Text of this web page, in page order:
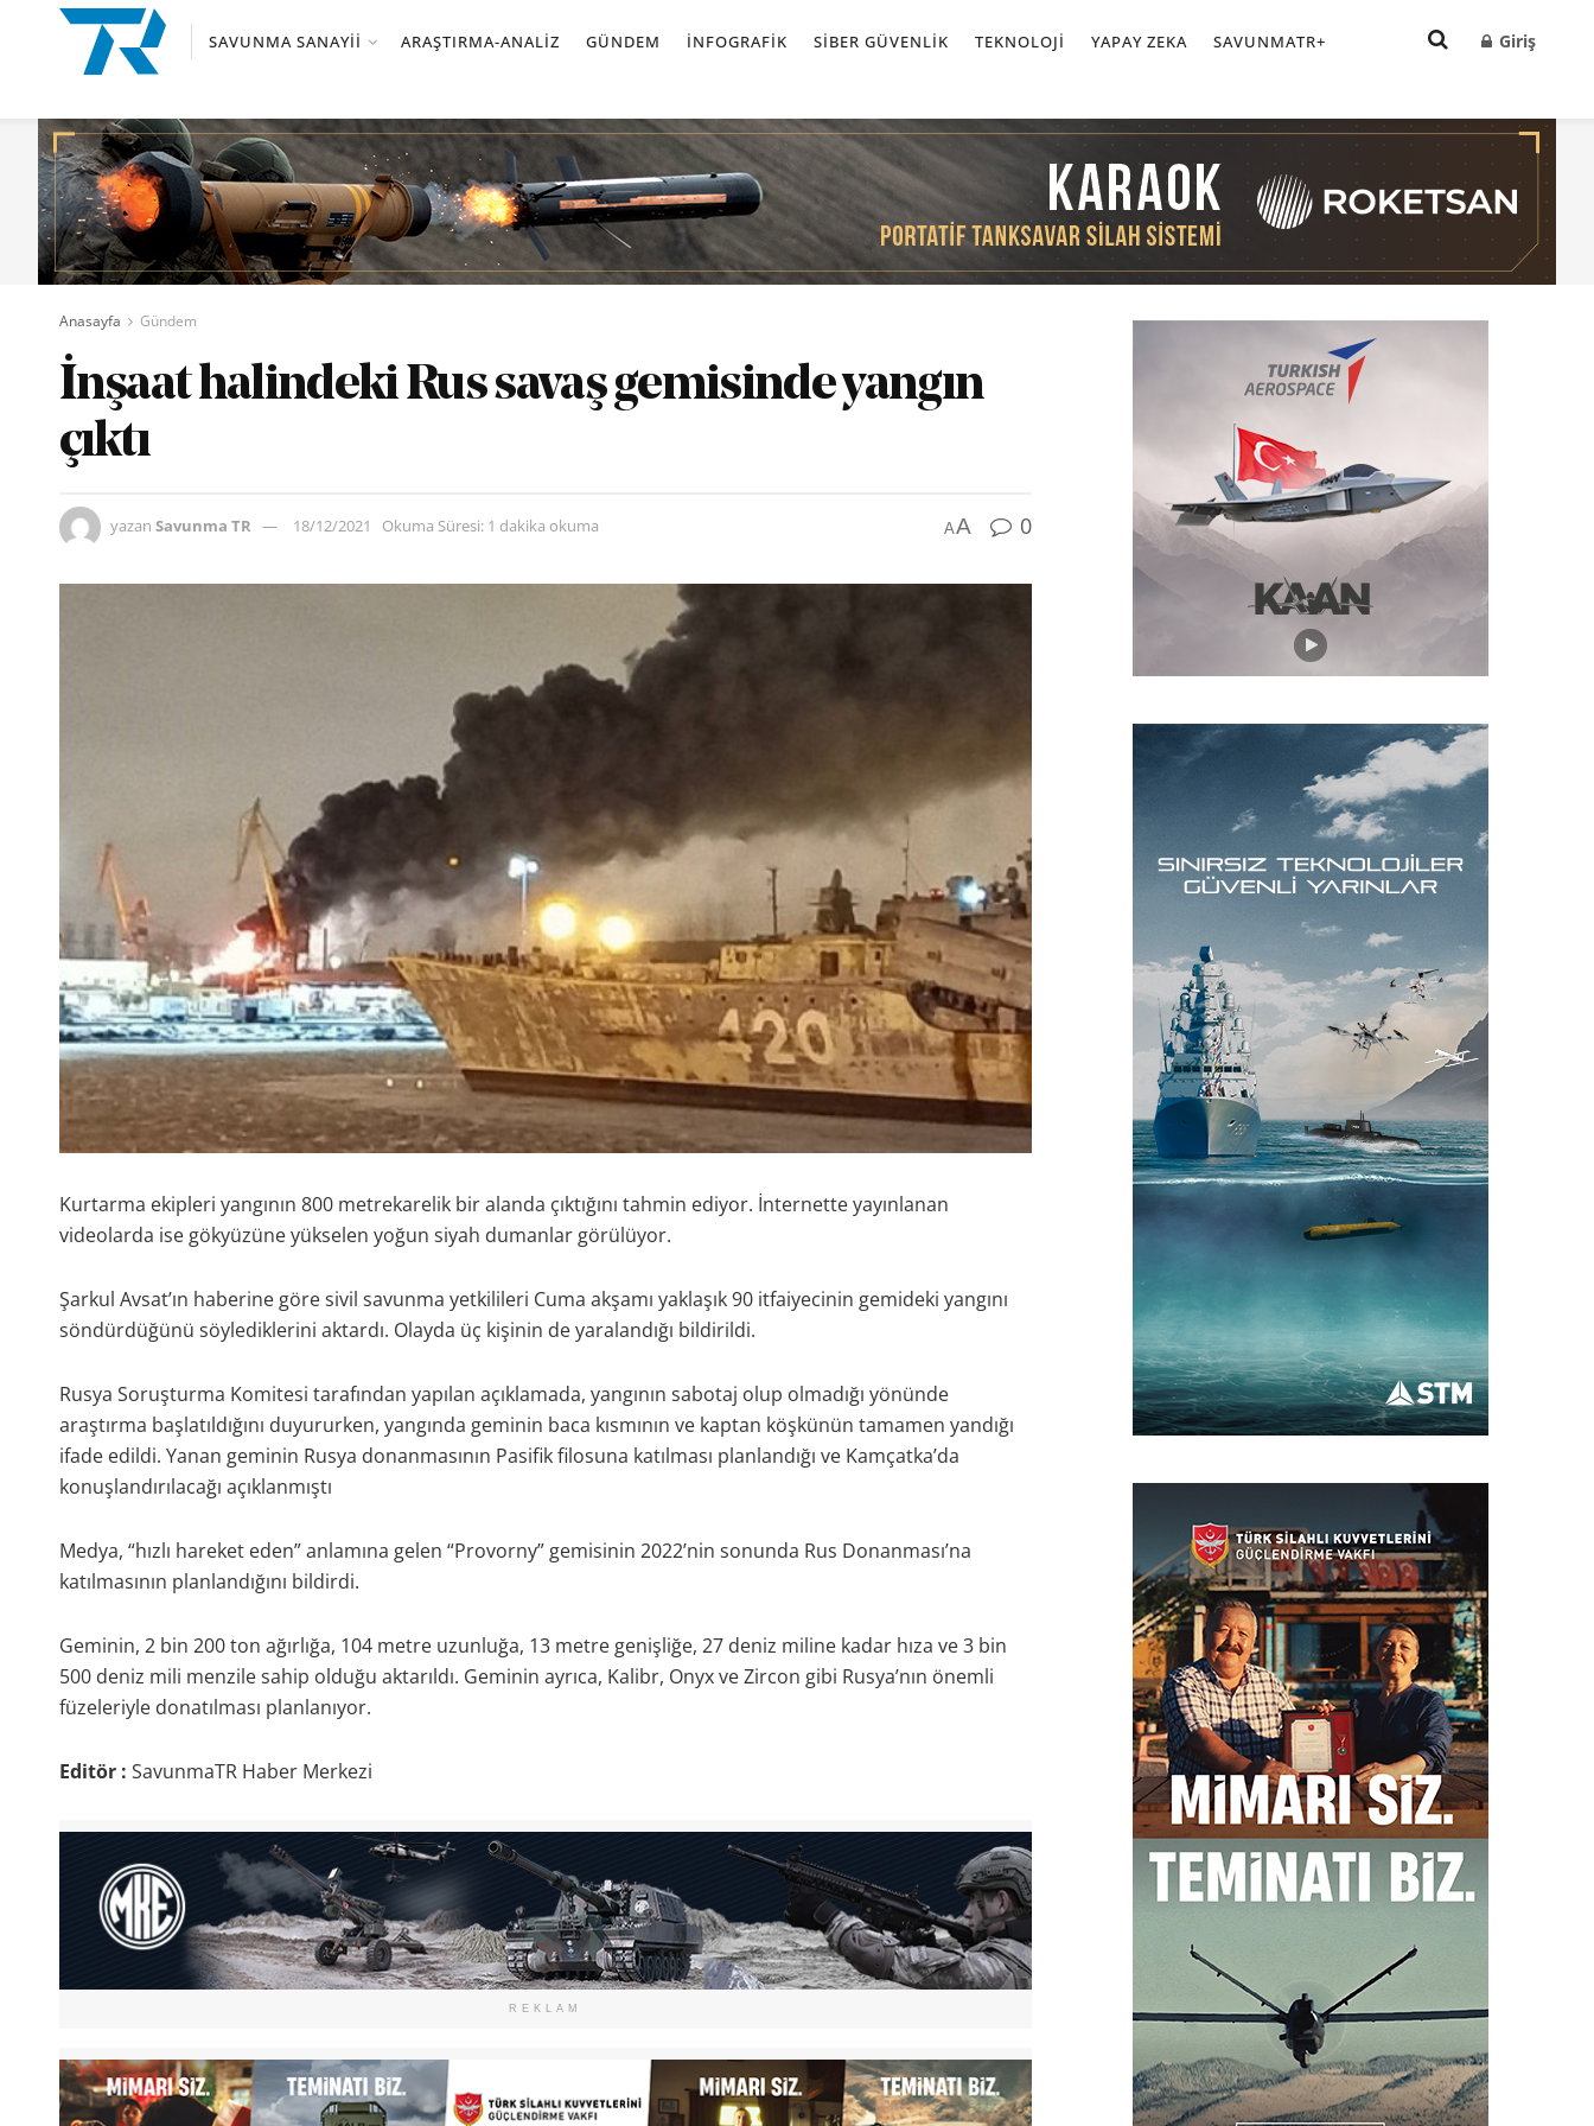
SAVUNMA SANAYII ARAŞTIRMA-ANALIZ GÜNDEM İNFOGRAFIK SIBER GÜVENLIK TEKNOLOJI YAPAY ZEKA SAVUNMATR+ Giriş
Anasayfa Gündem
İnşaat halindeki Rus savaş gemisinde yangın
çıktı
yazan Savunma TR 18/12/2021 Okuma Süresi: 1 dakika okuma AA 0
Kurtarma ekipleri yangının 800 metrekarelik bir alanda çıktığını tahmin ediyor. İnternette yayınlanan
videolarda ise gökyüzüne yükselen yoğun siyah dumanlar görülüyor.
Şarkul Avsat’ın haberine göre sivil savunma yetkilileri Cuma akşamı yaklaşık 90 itfaiyecinin gemideki yangını
söndürdüğünü söylediklerini aktardı. Olayda üç kişinin de yaralandığı bildirildi.
Rusya Soruşturma Komitesi tarafından yapılan açıklamada, yangının sabotaj olup olmadığı yönünde
araştırma başlatıldığını duyururken, yangında geminin baca kısmının ve kaptan köşkünün tamamen yandığı
ifade edildi. Yanan geminin Rusya donanmasının Pasifik filosuna katılması planlandığı ve Kamçatka’da
konuşlandırılacağı açıklanmıştı
Medya, “hızlı hareket eden” anlamına gelen “Provorny” gemisinin 2022’nin sonunda Rus Donanması’na
katılmasının planlandığını bildirdi.
Geminin, 2 bin 200 ton ağırlığa, 104 metre uzunluğa, 13 metre genişliğe, 27 deniz miline kadar hıza ve 3 bin
500 deniz mili menzile sahip olduğu aktarıldı. Geminin ayrıca, Kalibr, Onyx ve Zircon gibi Rusya’nın önemli
füzeleriyle donatılması planlanıyor.
Editör : SavunmaTR Haber Merkezi
REKLAM